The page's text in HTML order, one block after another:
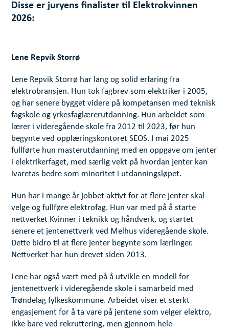
Disse er juryens finalister til Elektrokvinnen
2026:
Lene Repvik Storrø
Lene Repvik Storrø har lang og solid erfaring fra
elektrobransjen. Hun tok fagbrev som elektriker i 2005,
og har senere bygget videre på kompetansen med teknisk
fagskole og yrkesfaglærerutdanning. Hun arbeidet som
lærer i videregående skole fra 2012 til 2023, før hun
begynte ved opplæringskontoret SEOS. I mai 2025
fullførte hun masterutdanning med en oppgave om jenter
i elektrikerfaget, med særlig vekt på hvordan jenter kan
ivaretas bedre som minoritet i utdanningsløpet.
Hun har i mange år jobbet aktivt for at flere jenter skal
velge og fullføre elektrofag. Hun var med på å starte
nettverket Kvinner i teknikk og håndverk, og startet
senere et jentenettverk ved Melhus videregående skole.
Dette bidro til at flere jenter begynte som lærlinger.
Nettverket har hun drevet siden 2013.
Lene har også vært med på å utvikle en modell for
jentenettverk i videregående skole i samarbeid med
Trøndelag fylkeskommune. Arbeidet viser et sterkt
engasjement for å ta vare på jentene som velger elektro,
ikke bare ved rekruttering, men gjennom hele